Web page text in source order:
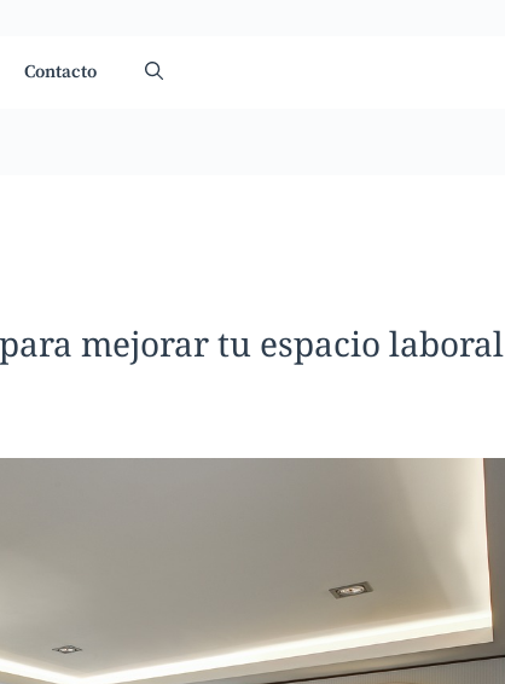
Contacto
mejorar tu espacio laboral